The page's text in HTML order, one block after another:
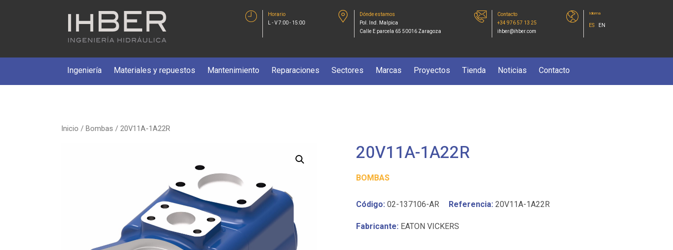
Horario
L - V 7:00 - 15:00
Dónde estamos
Pol. Ind. Malpica
Calle E parcela 65 50016 Zaragoza
Contacto
+34 976 57 13 25
ihber@ihber.com
Idioma
ES EN
Ingeniería Materiales y repuestos Mantenimiento Reparaciones Sectores Marcas Proyectos Tienda Noticias Contacto
Inicio / Bombas / 20V11A-1A22R
20V11A-1A22R
BOMBAS
Código: 02-137106-AR Referencia: 20V11A-1A22R
Fabricante: EATON VICKERS